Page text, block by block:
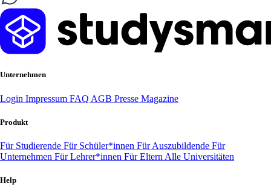
Unternehmen
Login Impressum FAQ AGB Presse Magazine
Produkt
Für Studierende Für Schüler*innen Für Auszubildende Für
Unternehmen Für Lehrer*innen Für Eltern Alle Universitäten
Help